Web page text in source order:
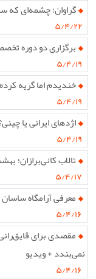
گراوان؛ چشمه‌ای که
۵/۴/۲۲
برگزاری دو دوره
۵/۴/۱۹
خندیدم اما گریه
۵/۴/۱۹
اژدهای ایرانی یا
۵/۴/۱۹
تالاب کانی‌برازان؛
۵/۴/۱۷
معرفی آرامگاه
۵/۴/۱۶
مقصدی برای
نمی‌بندد + ویدیو
۵/۴/۱۶